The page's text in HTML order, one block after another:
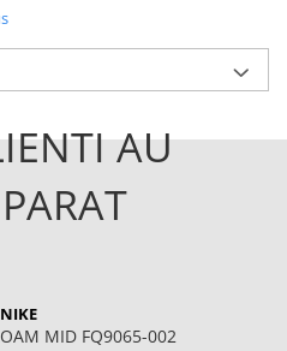
AU
NIKE
MID FQ9065-002